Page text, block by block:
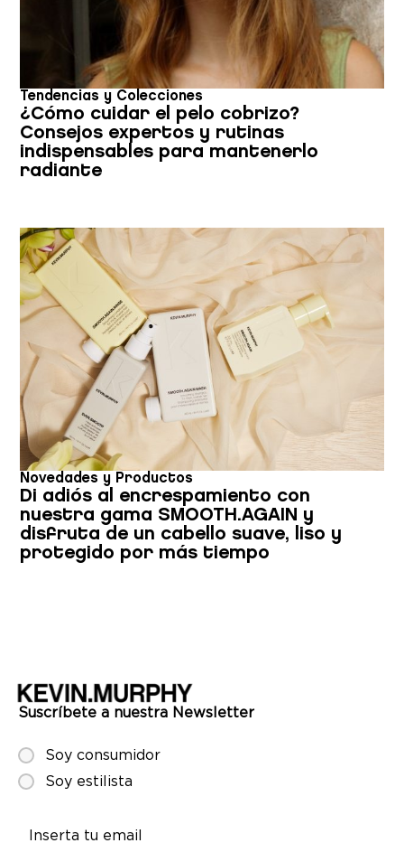
Tendencias y Colecciones
¿Cómo cuidar el pelo cobrizo?
Consejos expertos y rutinas
indispensables para mantenerlo
radiante
Novedades y Productos
Di adiós al encrespamiento con
nuestra gama SMOOTH.AGAIN y
disfruta de un cabello suave, liso y
protegido por más tiempo
Suscríbete a nuestra Newsletter
Soy consumidor
Soy estilista